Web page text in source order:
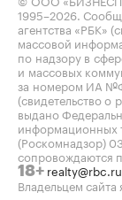
1995–2026 .
агентства «РБК»
массовой
по надзору в
и массовых
за номером ИА
(свидетельство о
выдано
информационных
(Роскомнадзор)
сопровождаются
18+ realty@rbc.ru
Владельцем